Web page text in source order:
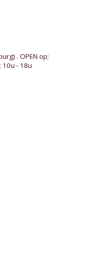
. OPEN op;
- 18u